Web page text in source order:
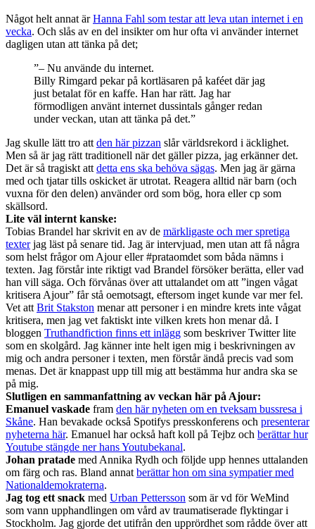
Något helt annat ärHanna Fahl som testar att leva utan internet i en
vecka. Och slås av en del insikter om hur ofta vi använder internet
dagligen utan att tänka på det;
”– Nu använde du internet.
Billy Rimgard pekar på kortläsaren på kaféet där jag
just betalat för en kaffe. Han har rätt. Jag har
förmodligen använt internet dussintals gånger redan
under veckan, utan att tänka på det.”
Jag skulle lätt tro att den här pizzan slår världsrekord i äcklighet.
Men så är jag rätt traditionell när det gäller pizza, jag erkänner det.
Det är så tragiskt att detta ens ska behöva sägas. Men jag är gärna
med och tjatar tills oskicket är utrotat. Reagera alltid när barn (och
vuxna för den delen) använder ord som bög, hora eller cp som
skällsord.
Lite väl internt kanske:
Tobias Brandel har skrivit en av de märkligaste och mer spretiga
texterjag läst på senare tid. Jag är intervjuad, men utan att få några
som helst frågor om Ajour eller #prataomdet som båda nämns i
texten. Jag förstår inte riktigt vad Brandel försöker berätta, eller vad
han vill säga. Och förvånas över att uttalandet om att ”ingen vågat
kritisera Ajour” får stå oemotsagt, eftersom inget kunde var mer fel.
Vet att Brit Stakston menar att personer i en mindre krets inte vågat
kritisera, men jag vet faktiskt inte vilken krets hon menar då. I
bloggen Truthandfiction finns ett inlägg som beskriver Twitter lite
som en skolgård. Jag känner inte helt igen mig i beskrivningen av
mig och andra personer i texten, men förstår ändå precis vad som
menas. Det är knappast upp till mig att bestämma hur andra ska se
på mig.
Slutligen en sammanfattning av veckan här på Ajour:
Emanuel vaskade fram den här nyheten om en tveksam bussresa i
Skåne. Han bevakade också Spotifys presskonferens och presenterar
nyheterna här. Emanuel har också haft koll på Tejbz och berättar hur
Youtube stängde ner hans Youtubekanal.
Johan pratade med Annika Rydh och följde upp hennes uttalanden
om färg och ras. Bland annat berättar hon om sina sympatier med
Nationaldemokraterna.
Jag tog ett snack med Urban Pettersson som är vd för WeMind
som vann upphandlingen om vård av traumatiserade flyktingar i
Stockholm. Jag gjorde det utifrån den upprördhet som rådde över att